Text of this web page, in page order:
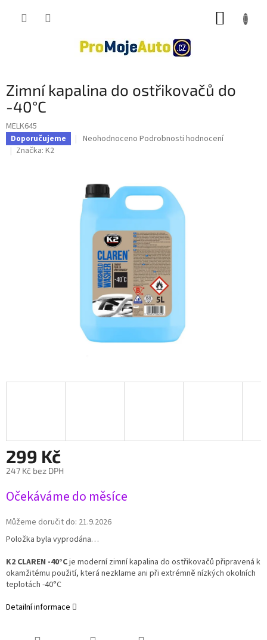
Zimní kapalina do ostřikovačů do
-40°C
MELK645
Doporučujeme
Průměrné
0,0
z
5
Neohodnoceno Podrobnosti hodnocení
Značka: K2
299 Kč
247 Kč bez DPH
cena:
Očekáváme do měsíce
Můžeme doručit do: 21.9.2026
Položka byla vyprodána…
K2 CLAREN -40°Cje moderní zimní kapalina do ostřikovačů připravená k
okamžitému použití, která nezklame ani při extrémně nízkých okolních
teplotách -40°C
Detailní informace